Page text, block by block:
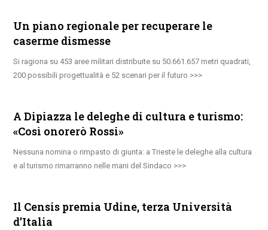
Un piano regionale per recuperare le
caserme dismesse
Si ragiona su 453 aree militari distribuite su 50.661.657 metri quadrati,
200 possibili progettualità e 52 scenari per il futuro
A Dipiazza le deleghe di cultura e turismo:
«Così onorerò Rossi»
Nessuna nomina o rimpasto di giunta: a Trieste le deleghe alla cultura
e al turismo rimarranno nelle mani del Sindaco
Il Censis premia Udine, terza Università
d’Italia